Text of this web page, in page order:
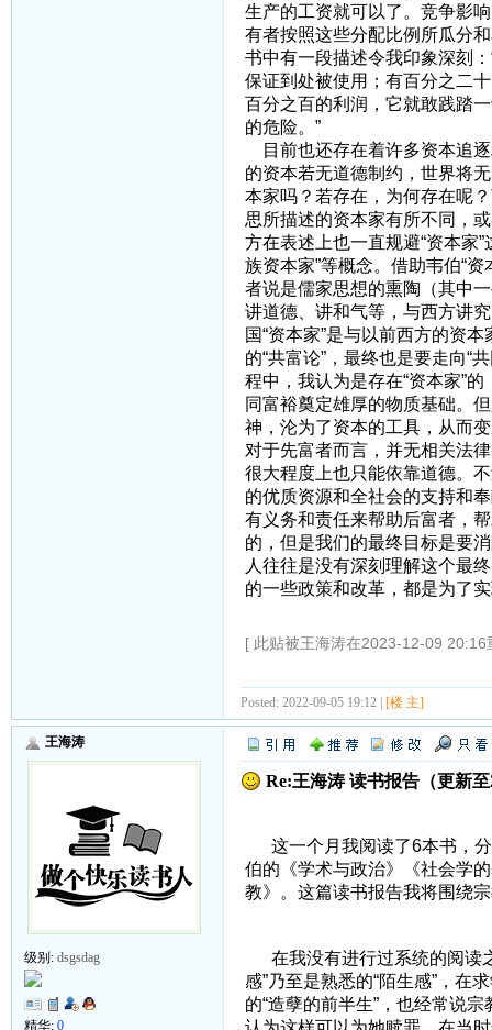
生产的工资就可以了。竞争影
有者按照这些分配比例所瓜分
书中有一段描述令我印象深刻
保证到处被使用；有百分之二
百分之百的利润，它就敢践踏
的危险。”
目前也还存在着许多资本追
的资本若无道德制约，世界将
本家吗？若存在，为何存在呢
思所描述的资本家有所不同，
方在表述上也一直规避“资本家”
族资本家”等概念。借助韦伯“
者说是儒家思想的熏陶（其中
讲道德、讲和气等，与西方讲
国“资本家”是与以前西方的资
的“共富论”，最终也是要走向“
程中，我认为是存在“资本家”
同富裕奠定雄厚的物质基础。
神，沦为了资本的工具，从而
对于先富者而言，并无相关法
很大程度上也只能依靠道德。
的优质资源和全社会的支持和
有义务和责任来帮助后富者，
的，但是我们的最终目标是要
人往往是没有深刻理解这个最
的一些政策和改革，都是为了
[ 此贴被王海涛在2023-12-09 20:16
Posted: 2022-09-05 19:12 | [楼 主]
王海涛
级别: dsgsdag
精华: 0
Re:王海涛 读书报告（更新至
这一个月我阅读了6本书，分
伯的《学术与政治》《社会学
教》。这篇读书报告我将围绕
在我没有进行过系统的阅读
感”乃至是熟悉的“陌生感”，在
的“造孽的前半生”，也经常说